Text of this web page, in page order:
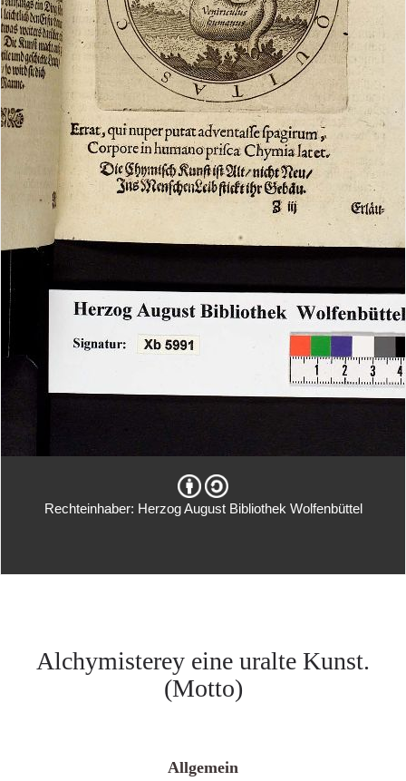
Rechteinhaber: Herzog August Bibliothek Wolfenbüttel
Alchymisterey eine uralte Kunst.
(Motto)
Allgemein